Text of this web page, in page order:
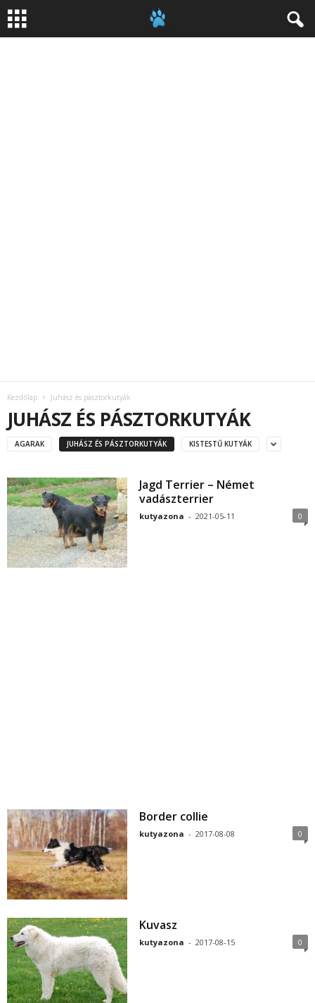
Kezdőlap Juhász és pásztorkutyák
JUHÁSZ ÉS PÁSZTORKUTYÁK
AGARAK JUHÁSZ ÉS PÁSZTORKUTYÁK KISTESTŰ KUTYÁK
Jagd Terrier – Német
vadászterrier
kutyazona - 2021-05-11 0
Border collie
kutyazona - 2017-08-08 0
Kuvasz
kutyazona - 2017-08-15 0